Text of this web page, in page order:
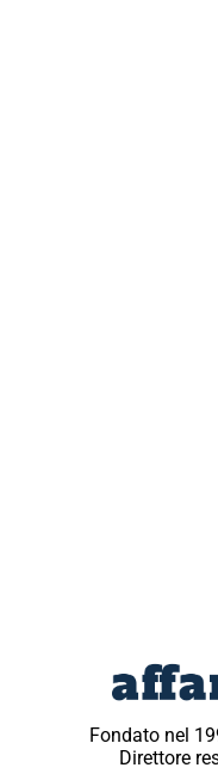
Fondato nel
Direttore